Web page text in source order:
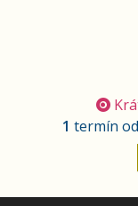
1 termín od